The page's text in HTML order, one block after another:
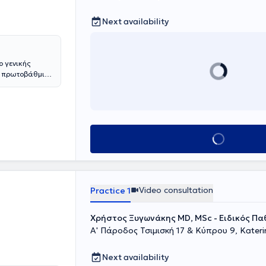
γενικής
πρωτοβάθμια
και στις
Ιατρικό
Με
υπεύθυνη
των
στη
Next availability
Book appointment
Practice 1 Video consultation
Χρήστος Ξυγωνάκης MD, MSc - Ειδικός
Α' Πάροδος Τσιμισκή 17 & Κύπρου 9,
Next availability